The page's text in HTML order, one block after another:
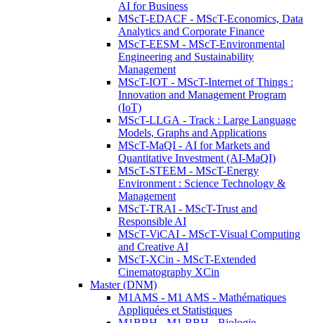
AI for Business
MScT-EDACF - MScT-Economics, Data
Analytics and Corporate Finance
MScT-EESM - MScT-Environmental
Engineering and Sustainability
Management
MScT-IOT - MScT-Internet of Things :
Innovation and Management Program
(IoT)
MScT-LLGA - Track : Large Language
Models, Graphs and Applications
MScT-MaQI - AI for Markets and
Quantitative Investment (AI-MaQI)
MScT-STEEM - MScT-Energy
Environment : Science Technology &
Management
MScT-TRAI - MScT-Trust and
Responsible AI
MScT-ViCAI - MScT-Visual Computing
and Creative AI
MScT-XCin - MScT-Extended
Cinematography XCin
Master (DNM)
M1AMS - M1 AMS - Mathématiques
Appliquées et Statistiques